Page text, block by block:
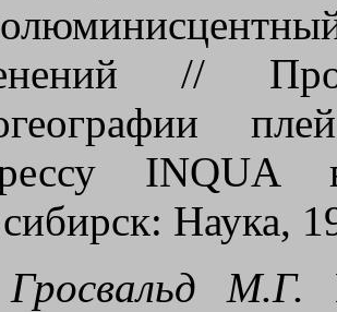
//
Наука,
Гросвальд М.Г.